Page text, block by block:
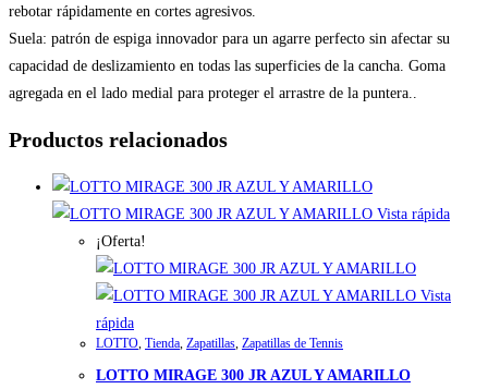
rebotar rápidamente en cortes agresivos.
Suela: patrón de espiga innovador para un agarre perfecto sin afectar su
capacidad de deslizamiento en todas las superficies de la cancha. Goma
agregada en el lado medial para proteger el arrastre de la puntera..
Productos relacionados
Vista rápida
¡Oferta!
Vista
rápida
LOTTO, Tienda, Zapatillas, Zapatillas de Tennis
LOTTO MIRAGE 300 JR AZUL Y AMARILLO